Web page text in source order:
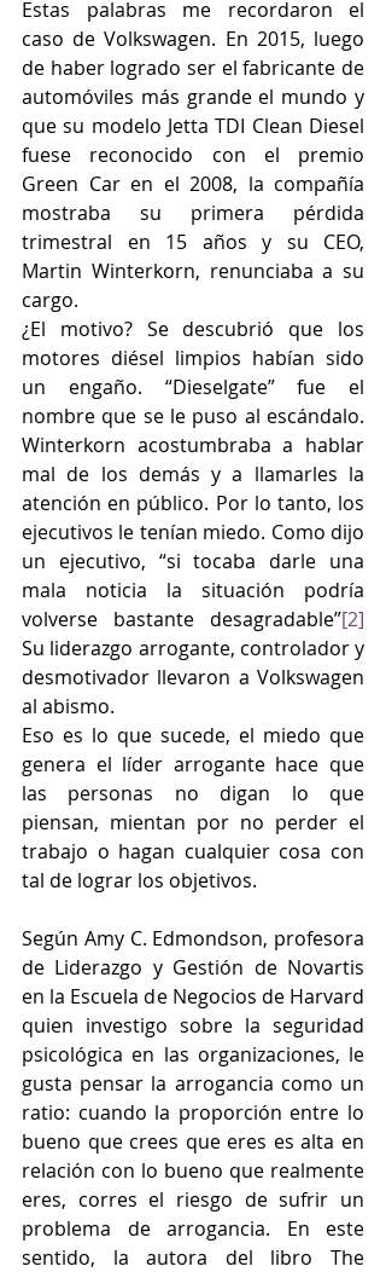
Estas palabras me recordaron el
caso de Volkswagen. En 2015, luego
de haber logrado ser el fabricante de
automóviles más grande el mundo y
que su modelo Jetta TDI Clean Diesel
fuese reconocido con el premio
Green Car en el 2008, la compañía
mostraba su primera pérdida
trimestral en 15 años y su CEO,
Martin Winterkorn, renunciaba a su
cargo.
¿El motivo? Se descubrió que los
motores diésel limpios habían sido
un engaño. “Dieselgate” fue el
nombre que se le puso al escándalo.
Winterkorn acostumbraba a hablar
mal de los demás y a llamarles la
atención en público. Por lo tanto, los
ejecutivos le tenían miedo. Como dijo
un ejecutivo, “si tocaba darle una
mala noticia la situación podría
volverse bastante desagradable”[2]
Su liderazgo arrogante, controlador y
desmotivador llevaron a Volkswagen
al abismo.
Eso es lo que sucede, el miedo que
genera el líder arrogante hace que
las personas no digan lo que
piensan, mientan por no perder el
trabajo o hagan cualquier cosa con
tal de lograr los objetivos.
Según Amy C. Edmondson, profesora
de Liderazgo y Gestión de Novartis
en la Escuela de Negocios de Harvard
quien investigo sobre la seguridad
psicológica en las organizaciones, le
gusta pensar la arrogancia como un
ratio: cuando la proporción entre lo
bueno que crees que eres es alta en
relación con lo bueno que realmente
eres, corres el riesgo de sufrir un
problema de arrogancia. En este
sentido, la autora del libro The